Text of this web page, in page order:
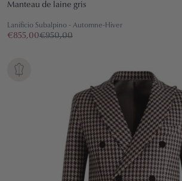
Manteau de laine gris
Lanificio Subalpino - Automne-Hiver
€855,00€950,00